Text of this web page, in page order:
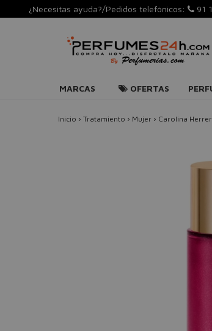
¿Necesitas ayuda?/Pedidos telefónicos: 91
MARCAS OFERTAS
Inicio › Tratamiento › Mujer › Carolina